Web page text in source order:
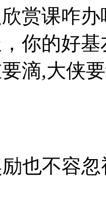
赏课咋
你的好
滴,大侠
也不容忽